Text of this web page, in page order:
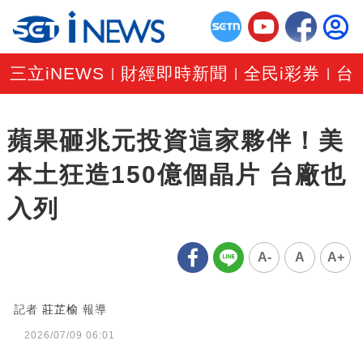
三立iNEWS 財經即時新聞 |全民i彩券 台
蘋果砸兆元投資這家夥伴！美
本土狂造150億個晶片 台廠也
入列
A- A A+
記者 莊芷榆 報導
2026/07/09 06:01